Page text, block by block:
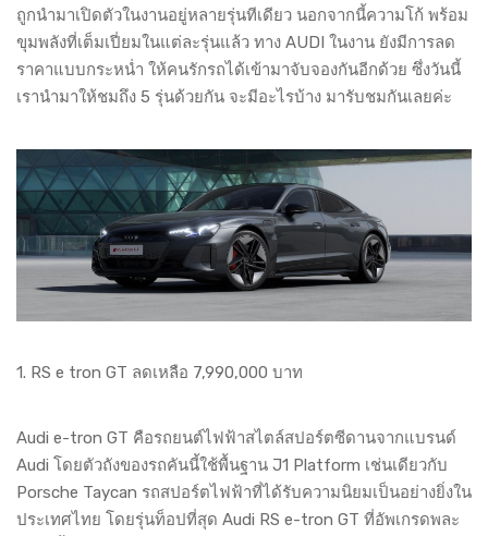
ถูกนำมาเปิดตัวในงานอยู่หลายรุ่นทีเดียว นอกจากนี้ความโก้ พร้อม
ขุมพลังที่เต็มเปี่ยมในแต่ละรุ่นแล้ว ทาง AUDI ในงาน ยังมีการลด
ราคาแบบกระหน่ำ ให้คนรักรถได้เข้ามาจับจองกันอีกด้วย ซึ่งวันนี้
เรานำมาให้ชมถึง 5 รุ่นด้วยกัน จะมีอะไรบ้าง มารับชมกันเลยค่ะ
1. RS e tron GT ลดเหลือ 7,990,000 บาท
Audi e-tron GT คือรถยนต์ไฟฟ้าสไตล์สปอร์ตซีดานจากแบรนด์
Audi โดยตัวถังของรถคันนี้ใช้พื้นฐาน J1 Platform เช่นเดียวกับ
Porsche Taycan รถสปอร์ตไฟฟ้าที่ได้รับความนิยมเป็นอย่างยิ่งใน
ประเทศไทย โดยรุ่นท็อปที่สุด Audi RS e-tron GT ที่อัพเกรดพละ